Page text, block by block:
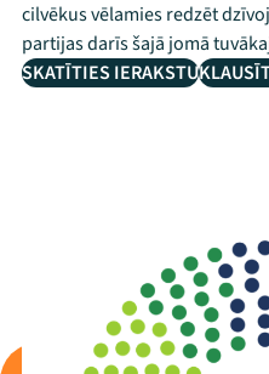
cilvēkus vēlamies redzēt
partijas darīs šajā jomā
SKATĪTIES IERAKSTU